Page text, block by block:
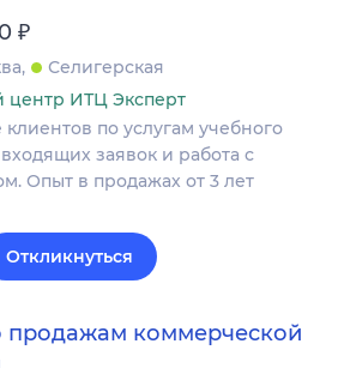
₽
Селигерская
ИТЦ Эксперт
по услугам учебного
заявок и работа с
Опыт в продажах от 3 лет
Откликнуться
продажам коммерческой